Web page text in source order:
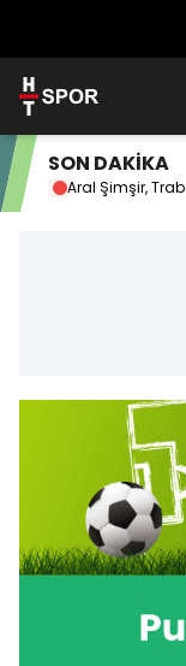
SON DAKİKA
Aral Şimşir,